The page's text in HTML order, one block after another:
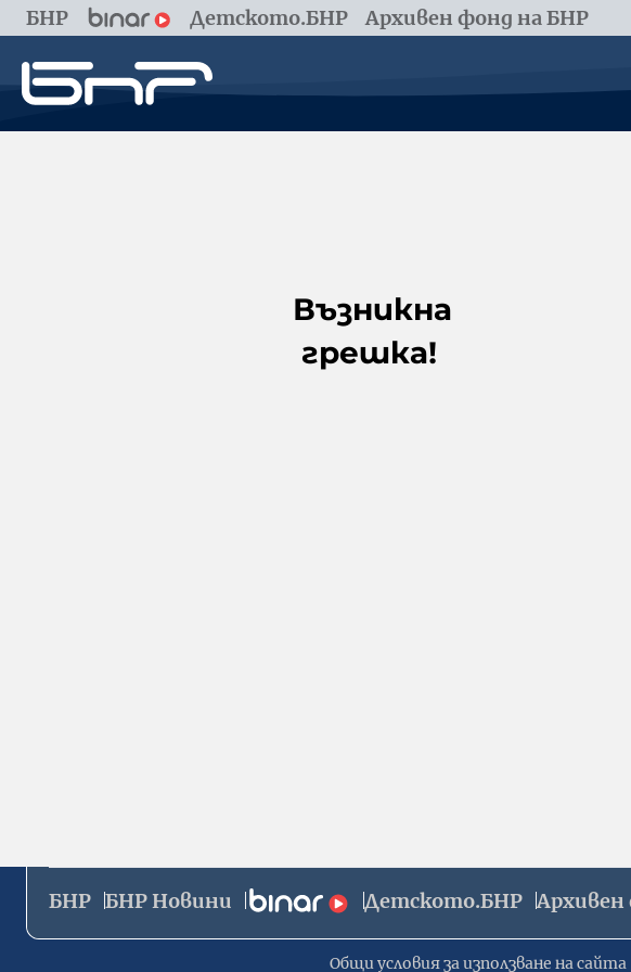
БНР Детското.БНР Архивен фонд на БНР
Възникна
грешка!
БНР БНР Новини Детското.БНР
Общи условия за използване на сайта